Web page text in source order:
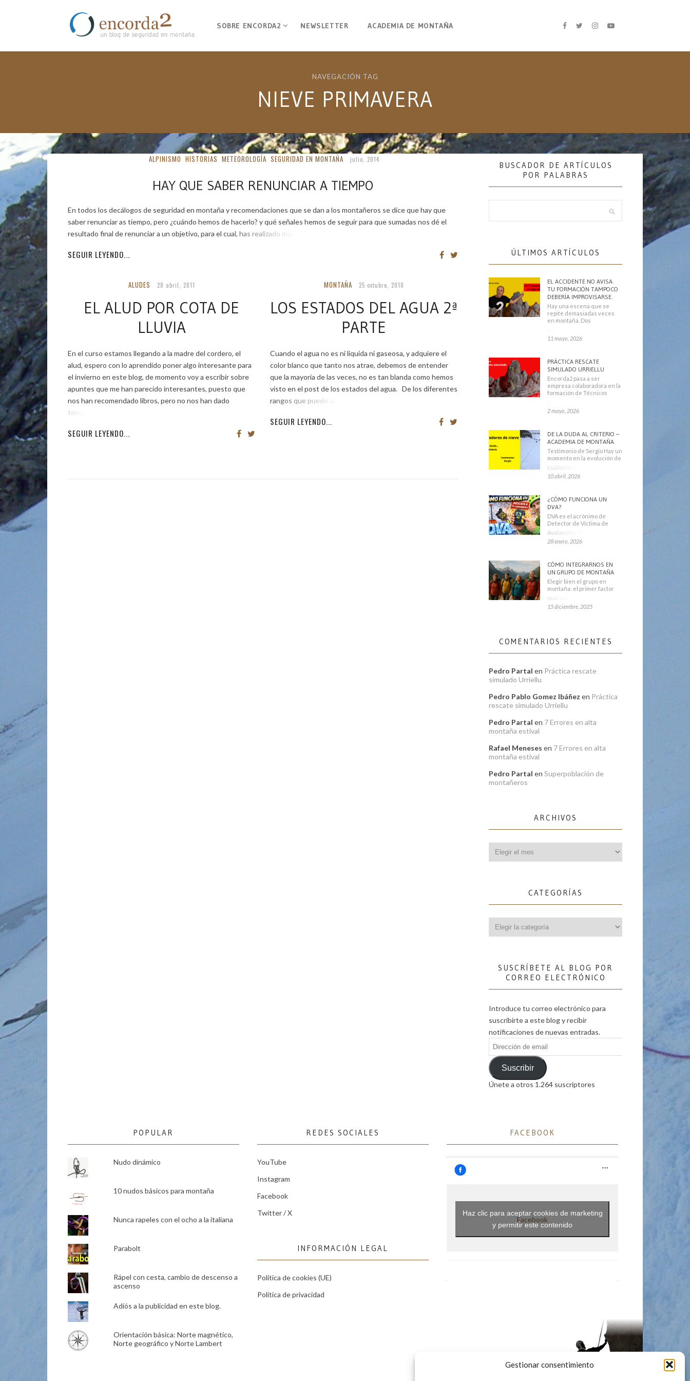
Gestionar consentimiento
SOBRE ENCORDA2 NEWSLETTER ACADEMIA DE MONTAÑA
NAVEGACIÓN TAG
NIEVE PRIMAVERA
ALPINISMO HISTORIAS METEOROLOGÍA SEGURIDAD EN MONTAÑA julio, 2014
HAY QUE SABER RENUNCIAR A TIEMPO
En todos los decálogos de seguridad en montaña y recomendaciones que se dan a los montañeros se dice que hay que
saber renunciar as tiempo, pero ¿cuándo hemos de hacerlo? y qué señales hemos de seguir para que sumadas nos dé el
resultado final de renunciar a un objetivo, para el cual, has realizado muchos […]
SEGUIR LEYENDO...
ALUDES 28 abril, 2011
EL ALUD POR COTA DE
LLUVIA
En el curso estamos llegando a la madre del cordero, el
alud, espero con lo aprendido poner algo interesante para
el invierno en este blog, de momento voy a escribir sobre
apuntes que me han parecido interesantes, puesto que
nos han recomendado libros, pero no nos han dado
temario. Hay
SEGUIR LEYENDO...
MONTAÑA 25 octubre, 2010
LOS ESTADOS DEL AGUA 2ª
PARTE
Cuando el agua no es ni liquida ni gaseosa, y adquiere el
color blanco que tanto nos atrae, debemos de entender
que la mayoría de las veces, no es tan blanda como hemos
visto en el post de los estados del agua. De los diferentes
rangos que puede adquirir la
SEGUIR LEYENDO...
BUSCADOR DE ARTÍCULOS
POR PALABRAS
ÚLTIMOS ARTÍCULOS
EL ACCIDENTE NO AVISA.
TU FORMACIÓN TAMPOCO
DEBERÍA IMPROVISARSE.
Hay una escena que se
repite demasiadas veces
en montaña. Dos
11 mayo, 2026
PRÁCTICA RESCATE
SIMULADO URRIELLU
Encorda2 pasa a ser
empresa colaboradora en la
formación de Técnicos
2 mayo, 2026
DE LA DUDA AL CRITERIO –
ACADEMIA DE MONTAÑA
Testimonio de Sergio Hay un
momento en la evolución de
cualquier montañero
10 abril, 2026
¿CÓMO FUNCIONA UN
DVA?
DVA es el acrónimo de
Detector de Víctima de
Avalancha. También se
28 enero, 2026
CÓMO INTEGRARNOS EN
UN GRUPO DE MONTAÑA
Elegir bien el grupo en
montaña: el primer factor
que condiciona tu
15 diciembre, 2025
COMENTARIOS RECIENTES
Pedro Partal en Práctica rescate
simulado Urriellu
Pedro Pablo Gomez Ibáñez en Práctica
rescate simulado Urriellu
Pedro Partal en 7 Errores en alta
montaña estival
Rafael Meneses en 7 Errores en alta
montaña estival
Pedro Partal en Superpoblación de
montañeros
ARCHIVOS
CATEGORÍAS
SUSCRÍBETE AL BLOG POR
CORREO ELECTRÓNICO
Introduce tu correo electrónico para
suscribirte a este blog y recibir
notificaciones de nuevas entradas.
Dirección
de
emailSuscribir
Únete a otros 1.264 suscriptores
POPULAR
Nudo dinámico
10 nudos básicos para montaña
Nunca rapeles con el ocho a la italiana
Parabolt
Rápel con cesta, cambio de descenso a
ascenso
Adiós a la publicidad en este blog.
Orientación básica: Norte magnético,
Norte geográfico y Norte Lambert
REDES SOCIALES
YouTube
Instagram
Facebook
Twitter / X
INFORMACIÓN LEGAL
Política de cookies (UE)
Política de privacidad
FACEBOOK
Facebook
Haz clic para aceptar cookies de marketing
y permitir este contenido